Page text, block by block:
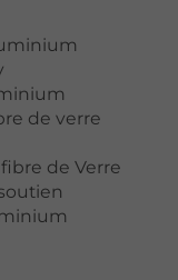
de verre
de Verre